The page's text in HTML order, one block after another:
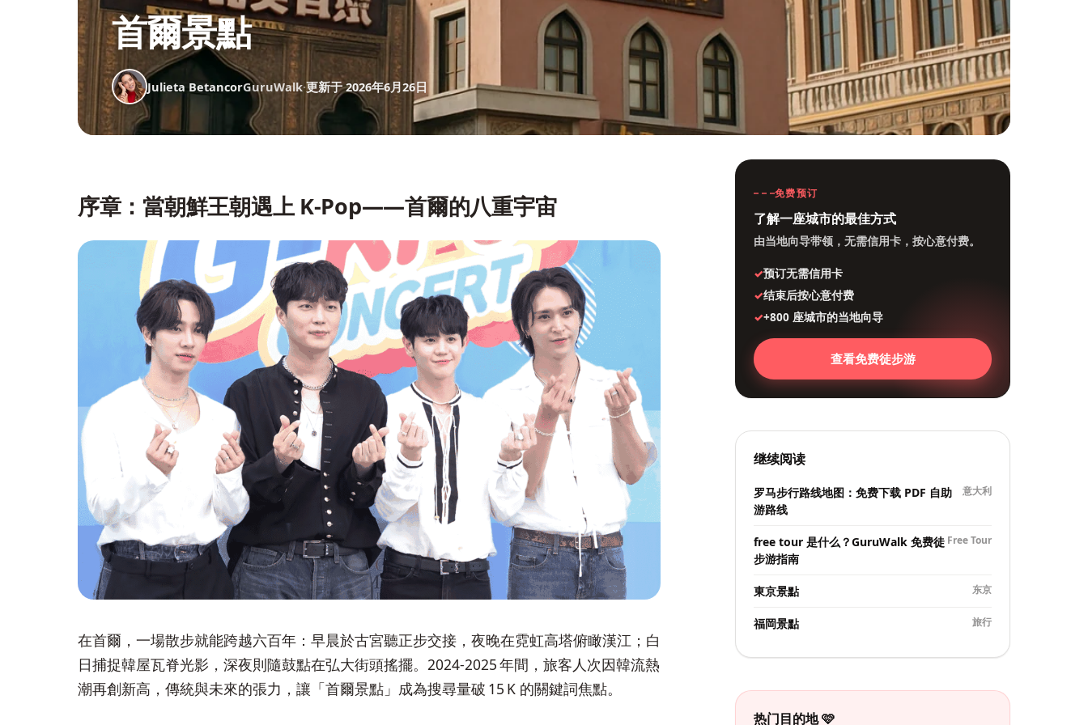
首爾景點
Julieta BetancorGuruWalk·更新于 2026年6月26日
序章：當朝鮮王朝遇上 K‑Pop——首爾的八重宇宙
在首爾，一場散步就能跨越六百年：早晨於古宮聽正步交接，夜晚在霓虹高塔俯瞰漢江；白
日捕捉韓屋瓦脊光影，深夜則隨鼓點在弘大街頭搖擺。2024‑2025 年間，旅客人次因韓流熱
潮再創新高，傳統與未來的張力，讓「首爾景點」成為搜尋量破 15 K 的關鍵詞焦點。
免费预订
了解一座城市的最佳方式
由当地向导带领，无需信用卡，按心意付费。
预订无需信用卡
结束后按心意付费
+800 座城市的当地向导
查看免费徒步游
继续阅读
罗马步行路线地图：免费下载 PDF 自助
游路线
意大利
free tour 是什么？GuruWalk 免费徒
步游指南
Free Tour
東京景點 东京
福岡景點 旅行
热门目的地 🩷